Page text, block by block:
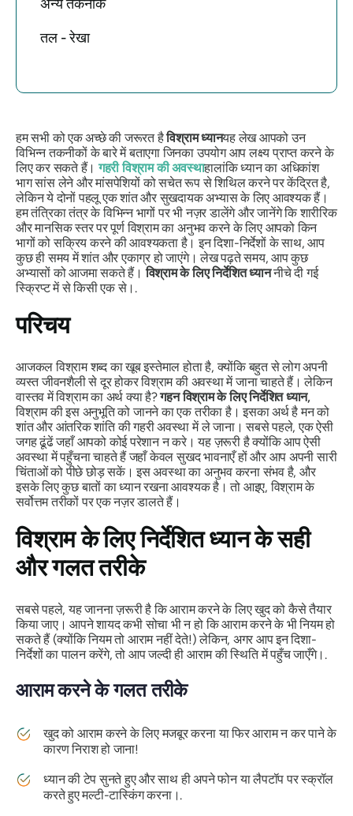
अन्य तकनीकें
तल - रेखा
हम सभी को एक अच्छे की जरूरत हैविश्राम ध्यानयह लेख आपको उन
विभिन्न तकनीकों के बारे में बताएगा जिनका उपयोग आप लक्ष्य प्राप्त करने के
लिए कर सकते हैं।गहरी विश्राम की अवस्थाहालांकि ध्यान का अधिकांश
भाग सांस लेने और मांसपेशियों को सचेत रूप से शिथिल करने पर केंद्रित है,
लेकिन ये दोनों पहलू एक शांत और सुखदायक अभ्यास के लिए आवश्यक हैं।
हम तंत्रिका तंत्र के विभिन्न भागों पर भी नज़र डालेंगे और जानेंगे कि शारीरिक
और मानसिक स्तर पर पूर्ण विश्राम का अनुभव करने के लिए आपको किन
भागों को सक्रिय करने की आवश्यकता है। इन दिशा-निर्देशों के साथ, आप
कुछ ही समय में शांत और एकाग्र हो जाएंगे। लेख पढ़ते समय, आप कुछ
अभ्यासों को आजमा सकते हैं।विश्राम के लिए निर्देशित ध्याननीचे दी गई
स्क्रिप्ट में से किसी एक से।.
परिचय
आजकल विश्राम शब्द का खूब इस्तेमाल होता है, क्योंकि बहुत से लोग अपनी
व्यस्त जीवनशैली से दूर होकर विश्राम की अवस्था में जाना चाहते हैं। लेकिन
वास्तव में विश्राम का अर्थ क्या है?गहन विश्राम के लिए निर्देशित ध्यान,
विश्राम की इस अनुभूति को जानने का एक तरीका है। इसका अर्थ है मन को
शांत और आंतरिक शांति की गहरी अवस्था में ले जाना। सबसे पहले, एक ऐसी
जगह ढूंढें जहाँ आपको कोई परेशान न करे। यह ज़रूरी है क्योंकि आप ऐसी
अवस्था में पहुँचना चाहते हैं जहाँ केवल सुखद भावनाएँ हों और आप अपनी सारी
चिंताओं को पीछे छोड़ सकें। इस अवस्था का अनुभव करना संभव है, और
इसके लिए कुछ बातों का ध्यान रखना आवश्यक है। तो आइए, विश्राम के
सर्वोत्तम तरीकों पर एक नज़र डालते हैं।
विश्राम के लिए निर्देशित ध्यान के सही
और गलत तरीके
सबसे पहले, यह जानना ज़रूरी है कि आराम करने के लिए खुद को कैसे तैयार
किया जाए। आपने शायद कभी सोचा भी न हो कि आराम करने के भी नियम हो
सकते हैं (क्योंकि नियम तो आराम नहीं देते!) लेकिन, अगर आप इन दिशा-
निर्देशों का पालन करेंगे, तो आप जल्दी ही आराम की स्थिति में पहुँच जाएँगे।.
आराम करने के गलत तरीके
खुद को आराम करने के लिए मजबूर करना या फिर आराम न कर पाने के
कारण निराश हो जाना!
ध्यान की टेप सुनते हुए और साथ ही अपने फोन या लैपटॉप पर स्क्रॉल
करते हुए मल्टी-टास्किंग करना।.